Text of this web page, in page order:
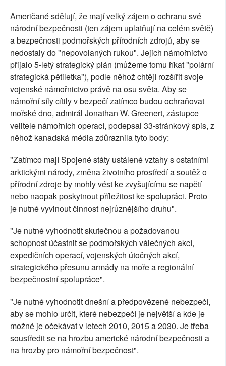
Američané sdělují, že mají velký zájem o ochranu své
národní bezpečnosti (ten zájem uplatňují na celém světě)
a bezpečnosti podmořských přírodních zdrojů, aby se
nedostaly do "nepovolaných rukou". Jejich námořnictvo
přijalo 5-letý strategický plán (můžeme tomu říkat "polární
strategická pětiletka"), podle něhož chtějí rozšířit svoje
vojenské námořnictvo právě na osu světa. Aby se
námořní síly cítily v bezpečí zatímco budou ochraňovat
mořské dno, admirál Jonathan W. Greenert, zástupce
velitele námořních operací, podepsal 33-stránkový spis, z
něhož kanadská média zdůraznila tyto body:
"Zatímco mají Spojené státy ustálené vztahy s ostatními
arktickými národy, změna životního prostředí a soutěž o
přírodní zdroje by mohly vést ke zvyšujícímu se napětí
nebo naopak poskytnout příležitost ke spolupráci. Proto
je nutné vyvinout činnost nejrůznějšího druhu".
"Je nutné vyhodnotit skutečnou a požadovanou
schopnost účastnit se podmořských válečných akcí,
expedičních operací, vojenských útočných akcí,
strategického přesunu armády na moře a regionální
bezpečnostní spolupráce".
"Je nutné vyhodnotit dnešní a předpovězené nebezpečí,
aby se mohlo určit, které nebezpečí je největší a kde je
možné je očekávat v letech 2010, 2015 a 2030. Je třeba
soustředit se na hrozbu americké národní bezpečnosti a
na hrozby pro námořní bezpečnost".